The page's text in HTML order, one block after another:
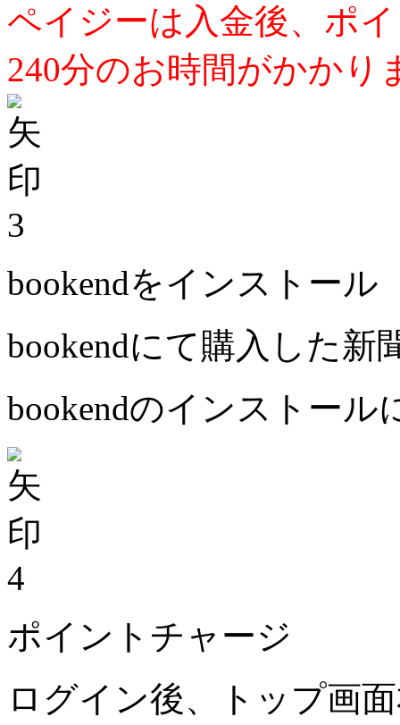
ペイジーは入金後、ポ
240分のお時間がかかり
3
bookendをインストール
bookendにて購入した新
bookendのインストール
4
ポイントチャージ
ログイン後、トップ画